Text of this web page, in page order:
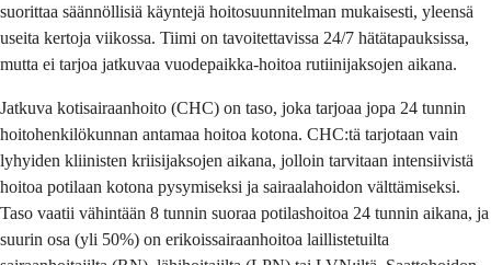
suorittaa säännöllisiä käyntejä hoitosuunnitelman mukaisesti, yleensä
useita kertoja viikossa. Tiimi on tavoitettavissa 24/7 hätätapauksissa,
mutta ei tarjoa jatkuvaa vuodepaikka-hoitoa rutiinijaksojen aikana.
Jatkuva kotisairaanhoito (CHC) on taso, joka tarjoaa jopa 24 tunnin
hoitohenkilökunnan antamaa hoitoa kotona. CHC:tä tarjotaan vain
lyhyiden kliinisten kriisijaksojen aikana, jolloin tarvitaan intensiivistä
hoitoa potilaan kotona pysymiseksi ja sairaalahoidon välttämiseksi.
Taso vaatii vähintään 8 tunnin suoraa potilashoitoa 24 tunnin aikana, ja
suurin osa (yli 50%) on erikoissairaanhoitoa laillistetuilta